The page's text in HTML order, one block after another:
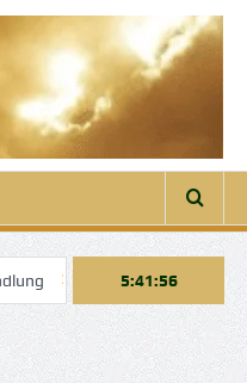
Engelbotschaft heute 22.
5:41:57